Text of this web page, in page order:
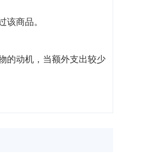
商品。
的动机，当额外支出较少